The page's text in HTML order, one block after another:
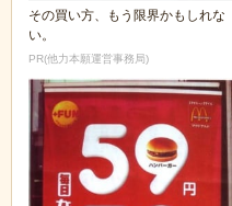
その買い方、もう限界かもしれな
い。
PR(他力本願運営事務局)